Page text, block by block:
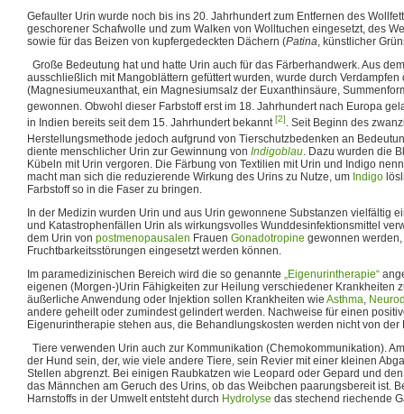
Gefaulter Urin wurde noch bis ins 20. Jahrhundert zum Entfernen des
geschorener Schafwolle und zum Walken von Wolltuchen eingesetzt, des
sowie für das Beizen von kupfergedeckten Dächern (Patina, künstlicher
Große Bedeutung hat und hatte Urin auch für das Färberhandwerk. Aus
ausschließlich mit Mangoblättern gefüttert wurden, wurde durch
(Magnesiumeuxanthat, ein Magnesiumsalz der Euxanthinsäure,
gewonnen. Obwohl dieser Farbstoff erst im 18. Jahrhundert nach Europa
in Indien bereits seit dem 15. Jahrhundert bekannt[2]. Seit Beginn des
Herstellungsmethode jedoch aufgrund von Tierschutzbedenken an
diente menschlicher Urin zur Gewinnung von Indigoblau. Dazu wurden die
Kübeln mit Urin vergoren. Die Färbung von Textilien mit Urin und Indigo
macht man sich die reduzierende Wirkung des Urins zu Nutze, um Indigo
Farbstoff so in die Faser zu bringen.
In der Medizin wurden Urin und aus Urin gewonnene Substanzen vielfältig
und Katastrophenfällen Urin als wirkungsvolles Wunddesinfektionsmittel
dem Urin von postmenopausalen Frauen Gonadotropine gewonnen
Fruchtbarkeitsstörungen eingesetzt werden können.
Im paramedizinischen Bereich wird die so genannte „Eigenurintherapie“
eigenen (Morgen-)Urin Fähigkeiten zur Heilung verschiedener Krankheiten
äußerliche Anwendung oder Injektion sollen Krankheiten wie Asthma,
andere geheilt oder zumindest gelindert werden. Nachweise für einen
Eigenurintherapie stehen aus, die Behandlungskosten werden nicht von
Tiere verwenden Urin auch zur Kommunikation (Chemokommunikation).
der Hund sein, der, wie viele andere Tiere, sein Revier mit einer kleinen
Stellen abgrenzt. Bei einigen Raubkatzen wie Leopard oder Gepard und
das Männchen am Geruch des Urins, ob das Weibchen paarungsbereit ist.
Harnstoffs in der Umwelt entsteht durch Hydrolyse das stechend riechende